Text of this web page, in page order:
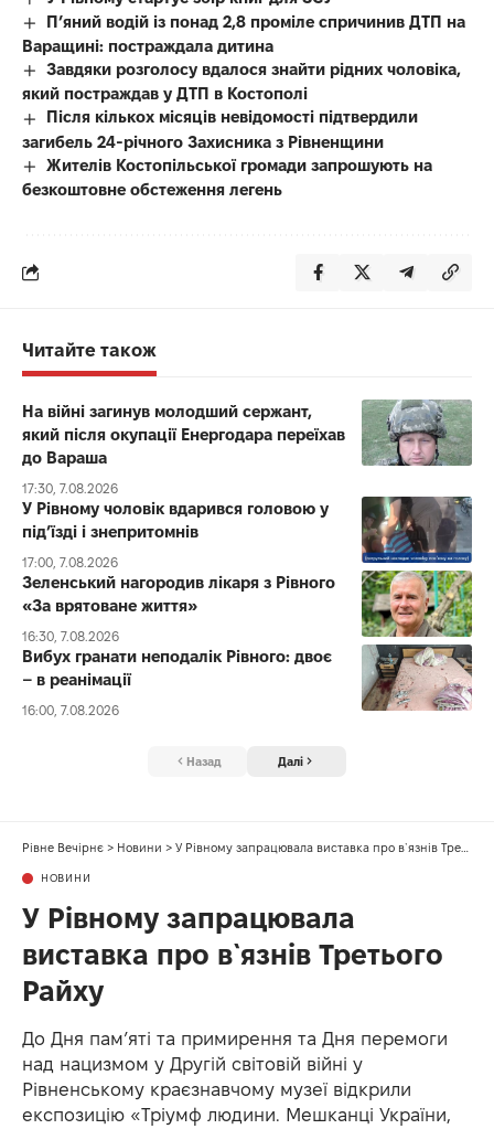
П’яний водій із понад 2,8 проміле спричинив ДТП на
Варащині: постраждала дитина
Завдяки розголосу вдалося знайти рідних чоловіка,
який постраждав у ДТП в Костополі
Після кількох місяців невідомості підтвердили
загибель 24-річного Захисника з Рівненщини
Жителів Костопільської громади запрошують на
безкоштовне обстеження легень
Читайте також
На війні загинув молодший сержант,
який після окупації Енергодара переїхав
до Вараша
17:30, 7.08.2026
У Рівному чоловік вдарився головою у
під’їзді і знепритомнів
17:00, 7.08.2026
Зеленський нагородив лікаря з Рівного
«За врятоване життя»
16:30, 7.08.2026
Вибух гранати неподалік Рівного: двоє
– в реанімації
16:00, 7.08.2026
Назад Далі
Рівне Вечірнє > Новини > У Рівному запрацювала виставка про в`язнів Третього Райху
НОВИНИ
У Рівному запрацювала
виставка про в`язнів Третього
Райху
До Дня пам’яті та примирення та Дня перемоги
над нацизмом у Другій світовій війні у
Рівненському краєзнавчому музеї відкрили
експозицію «Тріумф людини. Мешканці України,